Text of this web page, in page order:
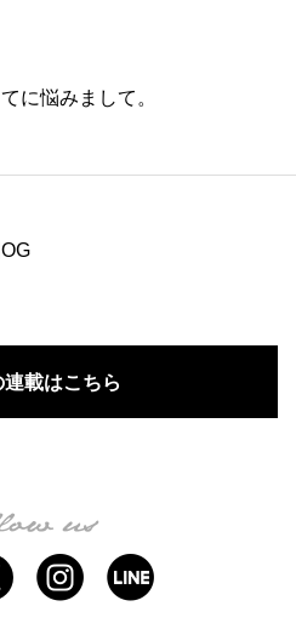
に悩みまして。
載はこちら